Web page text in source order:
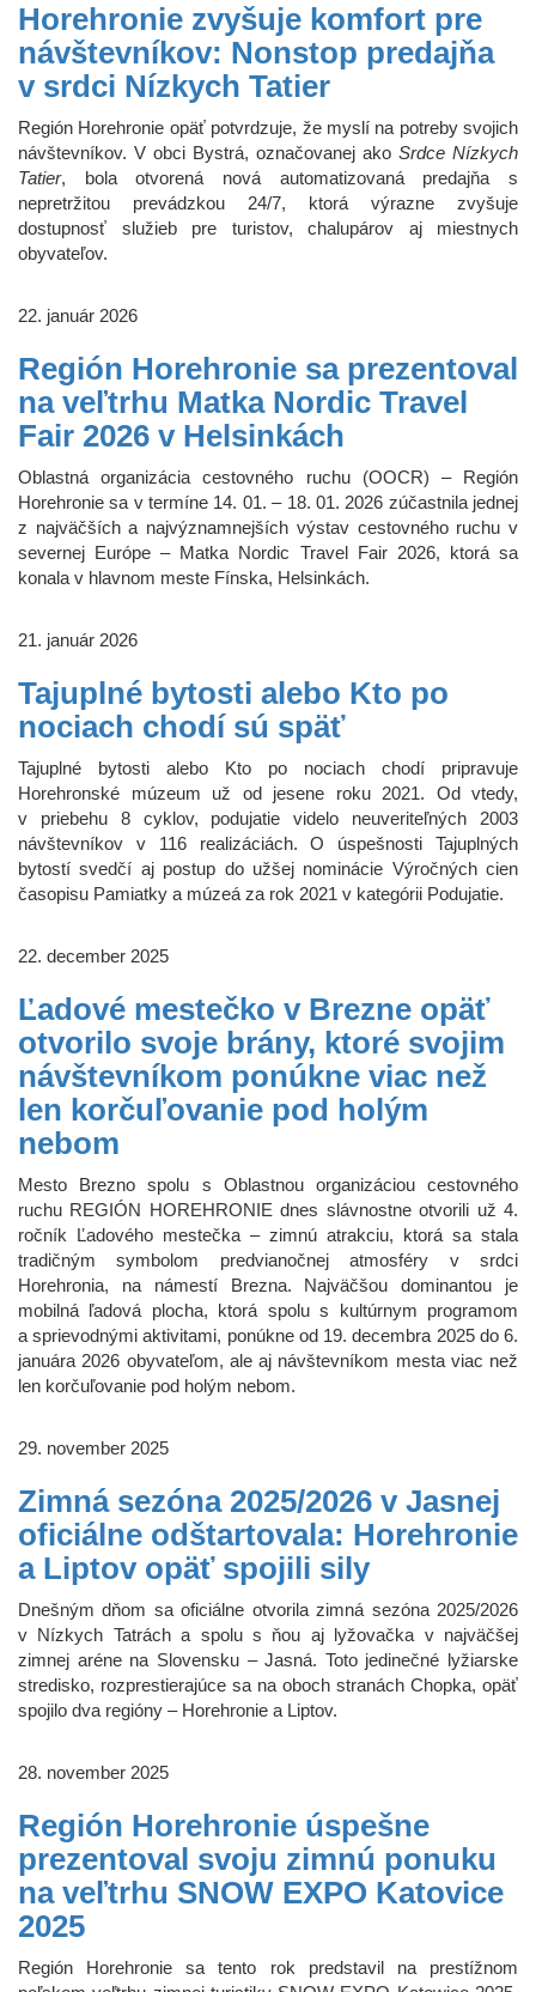
Horehronie zvyšuje komfort pre
návštevníkov: Nonstop predajňa
v srdci Nízkych Tatier
Región Horehronie opäť potvrdzuje, že myslí na potreby svojich
návštevníkov. V obci Bystrá, označovanej ako Srdce Nízkych
Tatier, bola otvorená nová automatizovaná predajňa s
nepretržitou prevádzkou 24/7, ktorá výrazne zvyšuje
dostupnosť služieb pre turistov, chalupárov aj miestnych
obyvateľov.
22. január 2026
Región Horehronie sa prezentoval
na veľtrhu Matka Nordic Travel
Fair 2026 v Helsinkách
Oblastná organizácia cestovného ruchu (OOCR) – Región
Horehronie sa v termíne 14. 01. – 18. 01. 2026 zúčastnila jednej
z najväčších a najvýznamnejších výstav cestovného ruchu v
severnej Európe – Matka Nordic Travel Fair 2026, ktorá sa
konala v hlavnom meste Fínska, Helsinkách.
21. január 2026
Tajuplné bytosti alebo Kto po
nociach chodí sú späť
Tajuplné bytosti alebo Kto po nociach chodí pripravuje
Horehronské múzeum už od jesene roku 2021. Od vtedy,
v priebehu 8 cyklov, podujatie videlo neuveriteľných 2003
návštevníkov v 116 realizáciách. O úspešnosti Tajuplných
bytostí svedčí aj postup do užšej nominácie Výročných cien
časopisu Pamiatky a múzeá za rok 2021 v kategórii Podujatie.
22. december 2025
Ľadové mestečko v Brezne opäť
otvorilo svoje brány, ktoré svojim
návštevníkom ponúkne viac než
len korčuľovanie pod holým
nebom
Mesto Brezno spolu s Oblastnou organizáciou cestovného
ruchu REGIÓN HOREHRONIE dnes slávnostne otvorili už 4.
ročník Ľadového mestečka – zimnú atrakciu, ktorá sa stala
tradičným symbolom predvianočnej atmosféry v srdci
Horehronia, na námestí Brezna. Najväčšou dominantou je
mobilná ľadová plocha, ktorá spolu s kultúrnym programom
a sprievodnými aktivitami, ponúkne od 19. decembra 2025 do 6.
januára 2026 obyvateľom, ale aj návštevníkom mesta viac než
len korčuľovanie pod holým nebom.
29. november 2025
Zimná sezóna 2025/2026 v Jasnej
oficiálne odštartovala: Horehronie
a Liptov opäť spojili sily
Dnešným dňom sa oficiálne otvorila zimná sezóna 2025/2026
v Nízkych Tatrách a spolu s ňou aj lyžovačka v najväčšej
zimnej aréne na Slovensku – Jasná. Toto jedinečné lyžiarske
stredisko, rozprestierajúce sa na oboch stranách Chopka, opäť
spojilo dva regióny – Horehronie a Liptov.
28. november 2025
Región Horehronie úspešne
prezentoval svoju zimnú ponuku
na veľtrhu SNOW EXPO Katovice
2025
Región Horehronie sa tento rok predstavil na prestížnom